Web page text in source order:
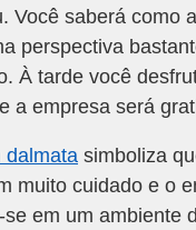
Você saberá como
perspectiva
À tarde você
a empresa será
dalmata simboliza
muito cuidado e o
em um ambiente